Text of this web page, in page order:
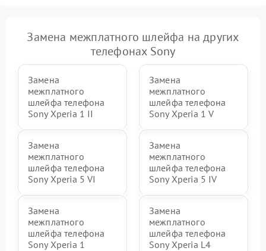
Замена межплатного шлейфа на других
телефонах Sony
Замена
межплатного
шлейфа телефона
Sony Xperia 1 II
Замена
межплатного
шлейфа телефона
Sony Xperia 1 V
Замена
межплатного
шлейфа телефона
Sony Xperia 5 VI
Замена
межплатного
шлейфа телефона
Sony Xperia 5 IV
Замена
межплатного
шлейфа телефона
Sony Xperia 1
Замена
межплатного
шлейфа телефона
Sony Xperia L4